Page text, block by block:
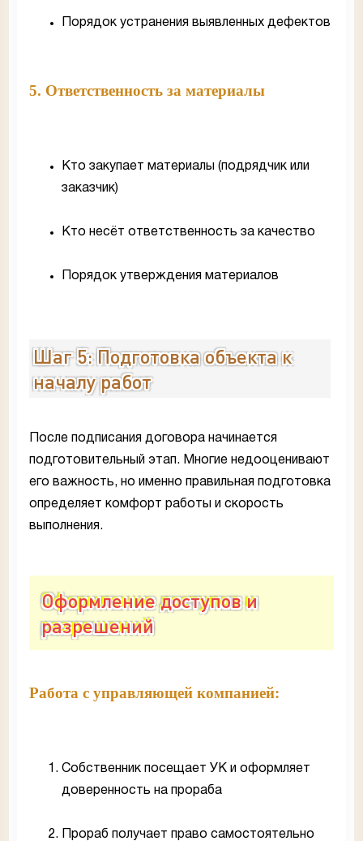
Порядок устранения выявленных дефектов
5. Ответственность за материалы
Кто закупает материалы (подрядчик или
заказчик)
Кто несёт ответственность за качество
Порядок утверждения материалов
Шаг 5: Подготовка объекта к
началу работ
После подписания договора начинается
подготовительный этап. Многие недооценивают
его важность, но именно правильная подготовка
определяет комфорт работы и скорость
выполнения.
Оформление доступов и
разрешений
Работа с управляющей компанией:
Собственник посещает УК и оформляет
доверенность на прораба
Прораб получает право самостоятельно